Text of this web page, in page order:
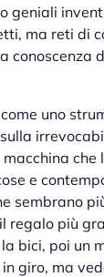
geniali
ma reti di
conoscenza
uno
che
e
sembrano
regalo più
bici, poi un
giro, ma